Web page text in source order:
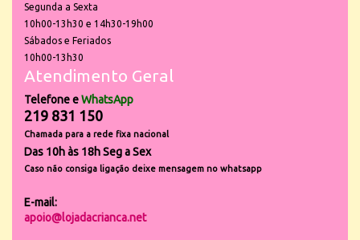
Segunda a Sexta
10h00-13h30 e 14h30-19h00
Sábados e Feriados
10h00-13h30
Atendimento Geral
Telefone eWhatsApp
219 831 150
Chamada para a rede fixa nacional
Das 10h às 18h Seg a Sex
Caso não consiga ligação deixe mensagem no whatsapp
E-mail:
apoio@lojadacrianca.net